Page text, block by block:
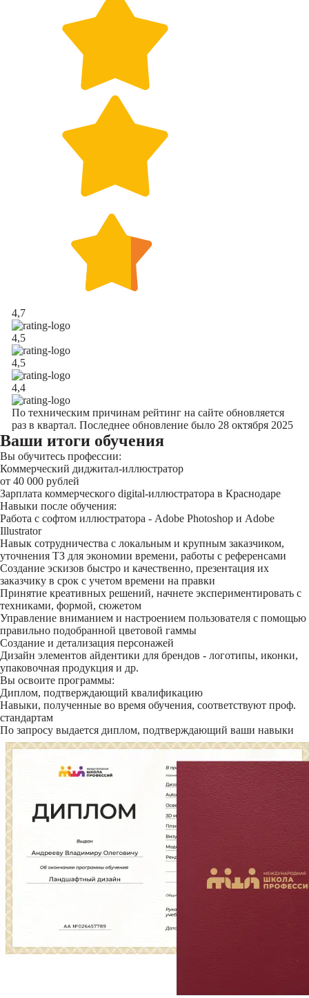
4,7
4,5
4,5
4,4
По техническим причинам рейтинг на сайте обновляется
раз в квартал. Последнее обновление было 28 октября 2025
Ваши итоги обучения
Вы обучитесь профессии:
Коммерческий диджитал-иллюстратор
от 40 000 рублей
Зарплата коммерческого digital-иллюстратора в Краснодаре
Навыки после обучения:
Работа с софтом иллюстратора - Adobe Photoshop и Adobe
Illustrator
Навык сотрудничества с локальным и крупным заказчиком,
уточнения ТЗ для экономии времени, работы с референсами
Создание эскизов быстро и качественно, презентация их
заказчику в срок с учетом времени на правки
Принятие креативных решений, начнете экспериментировать с
техниками, формой, сюжетом
Управление вниманием и настроением пользователя с помощью
правильно подобранной цветовой гаммы
Создание и детализация персонажей
Дизайн элементов айдентики для брендов - логотипы, иконки,
упаковочная продукция и др.
Вы освоите программы:
Диплом, подтверждающий квалификацию
Навыки, полученные во время обучения, соответствуют проф.
стандартам
По запросу выдается диплом, подтверждающий ваши навыки